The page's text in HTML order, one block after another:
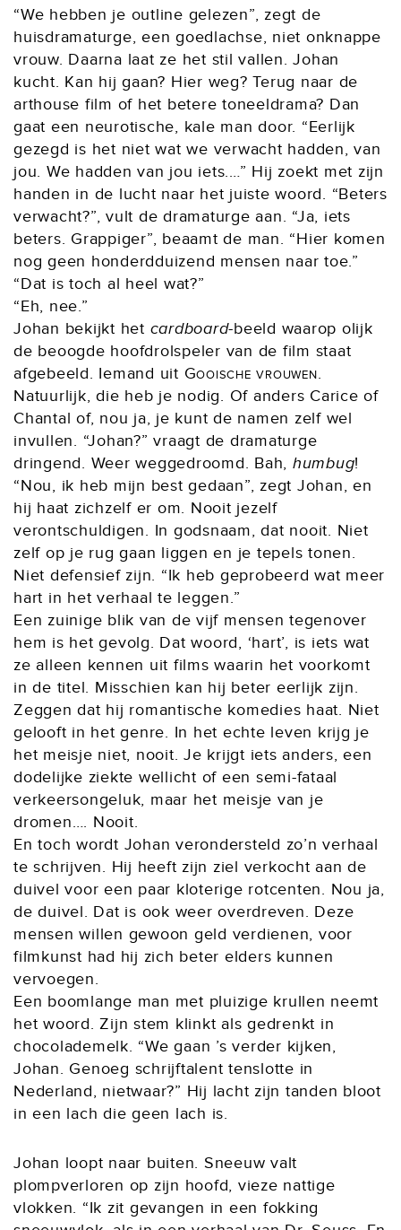
“We hebben je outline gelezen”, zegt de
huisdramaturge, een goedlachse, niet onknappe
vrouw. Daarna laat ze het stil vallen. Johan
kucht. Kan hij gaan? Hier weg? Terug naar de
arthouse film of het betere toneeldrama? Dan
gaat een neurotische, kale man door. “Eerlijk
gezegd is het niet wat we verwacht hadden, van
jou. We hadden van jou iets.…” Hij zoekt met zijn
handen in de lucht naar het juiste woord. “Beters
verwacht?”, vult de dramaturge aan. “Ja, iets
beters. Grappiger”, beaamt de man. “Hier komen
nog geen honderdduizend mensen naar toe.”
“Dat is toch al heel wat?”
“Eh, nee.”
Johan bekijkt het cardboard-beeld waarop olijk
de beoogde hoofdrolspeler van de film staat
afgebeeld. Iemand uit Gooische vrouwen.
Natuurlijk, die heb je nodig. Of anders Carice of
Chantal of, nou ja, je kunt de namen zelf wel
invullen. “Johan?” vraagt de dramaturge
dringend. Weer weggedroomd. Bah, humbug!
“Nou, ik heb mijn best gedaan”, zegt Johan, en
hij haat zichzelf er om. Nooit jezelf
verontschuldigen. In godsnaam, dat nooit. Niet
zelf op je rug gaan liggen en je tepels tonen.
Niet defensief zijn. “Ik heb geprobeerd wat meer
hart in het verhaal te leggen.”
Een zuinige blik van de vijf mensen tegenover
hem is het gevolg. Dat woord, ‘hart’, is iets wat
ze alleen kennen uit films waarin het voorkomt
in de titel. Misschien kan hij beter eerlijk zijn.
Zeggen dat hij romantische komedies haat. Niet
gelooft in het genre. In het echte leven krijg je
het meisje niet, nooit. Je krijgt iets anders, een
dodelijke ziekte wellicht of een semi-fataal
verkeersongeluk, maar het meisje van je
dromen…. Nooit.
En toch wordt Johan verondersteld zo’n verhaal
te schrijven. Hij heeft zijn ziel verkocht aan de
duivel voor een paar kloterige rotcenten. Nou ja,
de duivel. Dat is ook weer overdreven. Deze
mensen willen gewoon geld verdienen, voor
filmkunst had hij zich beter elders kunnen
vervoegen.
Een boomlange man met pluizige krullen neemt
het woord. Zijn stem klinkt als gedrenkt in
chocolademelk. “We gaan ’s verder kijken,
Johan. Genoeg schrijftalent tenslotte in
Nederland, nietwaar?” Hij lacht zijn tanden bloot
in een lach die geen lach is.
Johan loopt naar buiten. Sneeuw valt
plompverloren op zijn hoofd, vieze nattige
vlokken. “Ik zit gevangen in een fokking